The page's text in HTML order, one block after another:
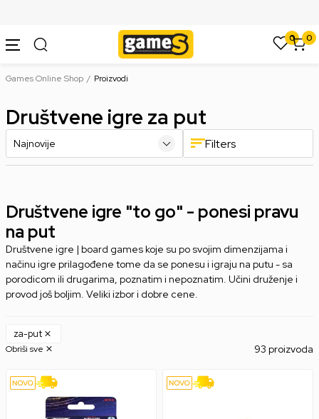
0 0
Games Online Shop Proizvodi
Društvene igre za put
Filters
Društvene igre "to go" - ponesi pravu
na put
Društvene igre | board games koje su po svojim dimenzijama i
načinu igre prilagođene tome da se ponesu i igraju na putu - sa
porodicom ili drugarima, poznatim i nepoznatim. Učini druženje i
provod još boljim. Veliki izbor i dobre cene.
za-put
93 proizvoda
Obriši sve